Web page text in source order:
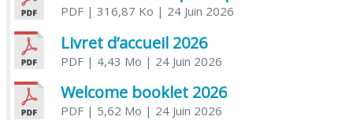
PDF| 316,87 Ko | 24 Juin 2026
Livret d’accueil 2026
PDF| 4,43 Mo | 24 Juin 2026
Welcome booklet 2026
PDF| 5,62 Mo | 24 Juin 2026